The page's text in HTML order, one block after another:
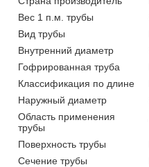
Вес 1 п.м. трубы
Вид трубы
Внутренний диаметр
Гофрированная труба
Классификация по длине
Наружный диаметр
Область применения
трубы
Поверхность трубы
Сечение трубы